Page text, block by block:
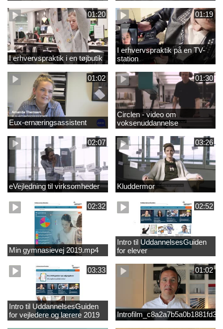
01:20
I erhvervspraktik i en tøjbutik
01:19
I erhvervspraktik på en TV-
station
01:02
Eux-ernæringsassistent
01:30
Circlen - video om
voksenuddannelse
02:07
eVejledning til virksomheder
03:26
Kluddermor
02:32
Min gymnasievej 2019.mp4
02:52
Intro til UddannelsesGuiden
for elever
03:33
Intro til UddannelsesGuiden
for vejledere og lærere 2019
01:02